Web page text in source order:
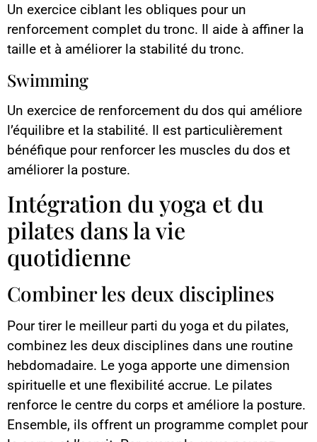
Un exercice ciblant les obliques pour un
renforcement complet du tronc. Il aide à affiner la
taille et à améliorer la stabilité du tronc.
Swimming
Un exercice de renforcement du dos qui améliore
l’équilibre et la stabilité. Il est particulièrement
bénéfique pour renforcer les muscles du dos et
améliorer la posture.
Intégration du yoga et du
pilates dans la vie
quotidienne
Combiner les deux disciplines
Pour tirer le meilleur parti du yoga et du pilates,
combinez les deux disciplines dans une routine
hebdomadaire. Le yoga apporte une dimension
spirituelle et une flexibilité accrue. Le pilates
renforce le centre du corps et améliore la posture.
Ensemble, ils offrent un programme complet pour